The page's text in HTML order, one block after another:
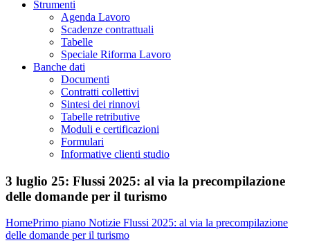
Strumenti
Agenda Lavoro
Scadenze contrattuali
Tabelle
Speciale Riforma Lavoro
Banche dati
Documenti
Contratti collettivi
Sintesi dei rinnovi
Tabelle retributive
Moduli e certificazioni
Formulari
Informative clienti studio
3 luglio 25: Flussi 2025: al via la precompilazione
delle domande per il turismo
HomePrimo piano Notizie Flussi 2025: al via la precompilazione
delle domande per il turismo